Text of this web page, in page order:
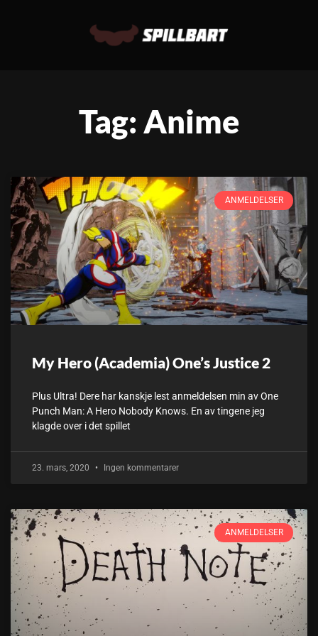
Tag: Anime
ANMELDELSER
My Hero (Academia) One’s Justice 2
Plus Ultra! Dere har kanskje lest anmeldelsen min av One
Punch Man: A Hero Nobody Knows. En av tingene jeg
klagde over i det spillet
23. mars, 2020 Ingen kommentarer
ANMELDELSER